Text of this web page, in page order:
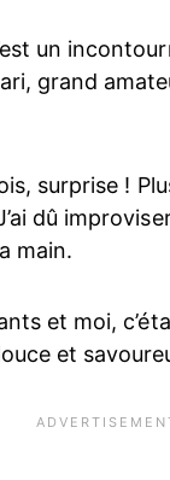
un
grand
surprise !
dû
main.
et moi,
et